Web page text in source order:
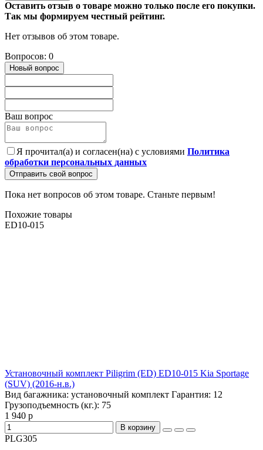
Оставить отзыв о товаре можно только после его покупки.
Так мы формируем честный рейтинг.
Нет отзывов об этом товаре.
Вопросов: 0
Новый вопрос
Ваш вопрос
Я прочитал(а) и согласен(на) с условиями Политика
обработки персональных данных
Отправить свой вопрос
Пока нет вопросов об этом товаре. Станьте первым!
Похожие товары
ED10-015
Установочный комплект Piligrim (ED) ED10-015 Kia Sportage
(SUV) (2016-н.в.)
Вид багажника: установочный комплект Гарантия: 12
Грузоподъемность (кг.): 75
1 940 р
В корзину
PLG305